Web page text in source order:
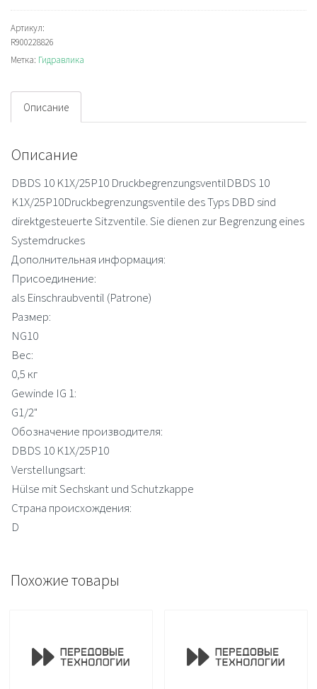
DBDS10K1X/25P10
Отсечной
клапан
Артикул:
R900228826
Метка: Гидравлика
Описание
Описание
DBDS 10 K1X/25P10 DruckbegrenzungsventilDBDS 10
K1X/25P10Druckbegrenzungsventile des Typs DBD sind
direktgesteuerte Sitzventile. Sie dienen zur Begrenzung eines
Systemdruckes
Дополнительная информация:
Присоединение:
als Einschraubventil (Patrone)
Размер:
NG10
Вес:
0,5 кг
Gewinde IG 1:
G1/2"
Обозначение производителя:
DBDS 10 K1X/25P10
Verstellungsart:
Hülse mit Sechskant und Schutzkappe
Страна происхождения:
D
Похожие товары